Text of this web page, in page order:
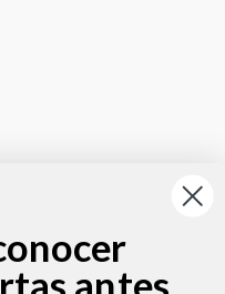
antes